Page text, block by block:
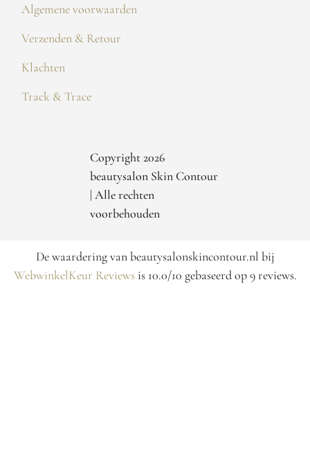
Algemene voorwaarden
Verzenden & Retour
Klachten
Track & Trace
Copyright 2026
beautysalon Skin Contour
| Alle rechten
voorbehouden
De waardering van beautysalonskincontour.nl bij
WebwinkelKeur Reviewsis 10.0/10 gebaseerd op 9 reviews.